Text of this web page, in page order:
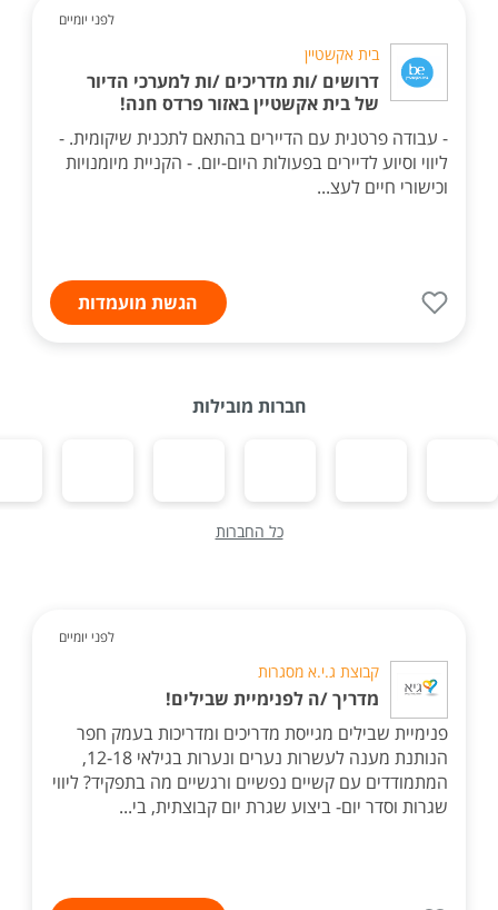
לפני יומיים
בית אקשטיין
דרושים /ות מדריכים /ות למערכי הדיור
של בית אקשטיין באזור פרדס חנה!
- עבודה פרטנית עם הדיירים בהתאם לתכנית שיקומית. -
ליווי וסיוע לדיירים בפעולות היום-יום. - הקניית מיומנויות
וכישורי חיים לעצ...
הגשת מועמדות
חברות מובילות
כל החברות
לפני יומיים
קבוצת ג.י.א מסגרות
מדריך /ה לפנימיית שבילים!
פנימיית שבילים מגייסת מדריכים ומדריכות בעמק חפר
הנותנת מענה לעשרות נערים ונערות בגילאי 12-18,
המתמודדים עם קשיים נפשיים ורגשיים מה בתפקיד? ליווי
שגרות וסדר יום- ביצוע שגרת יום קבוצתית, בי...